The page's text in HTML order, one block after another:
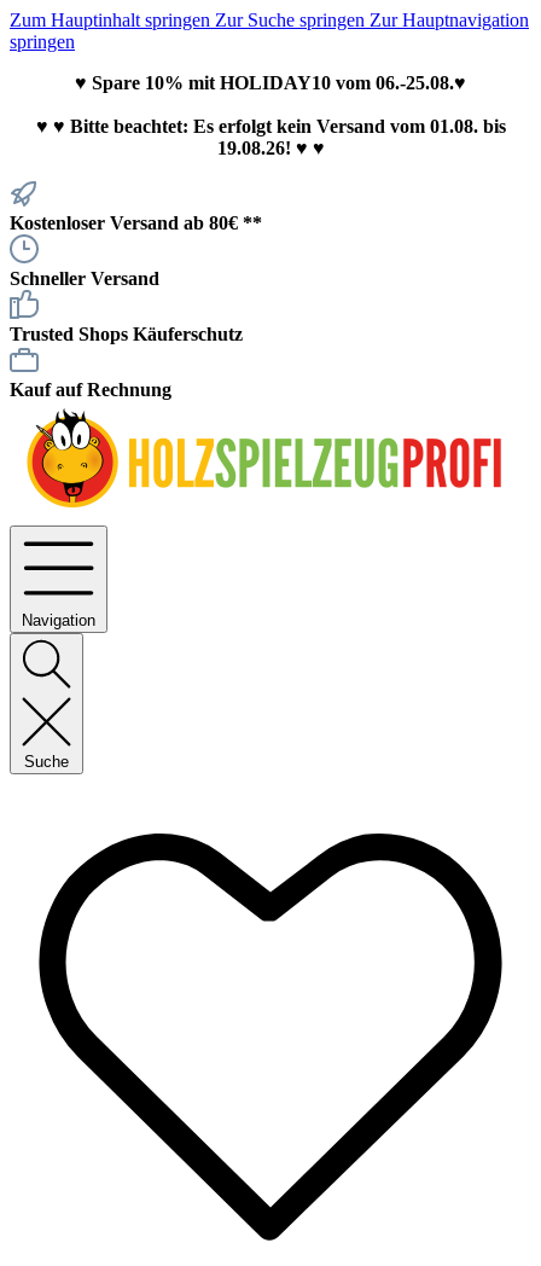
Zum Hauptinhalt springen Zur Suche springen Zur Hauptnavigation
springen
♥ Spare 10% mit HOLIDAY10 vom 06.-25.08.♥
♥ ♥ Bitte beachtet: Es erfolgt kein Versand vom 01.08. bis
19.08.26! ♥ ♥
Kostenloser Versand ab 80€ **
Schneller Versand
Trusted Shops Käuferschutz
Kauf auf Rechnung
Navigation
Suche